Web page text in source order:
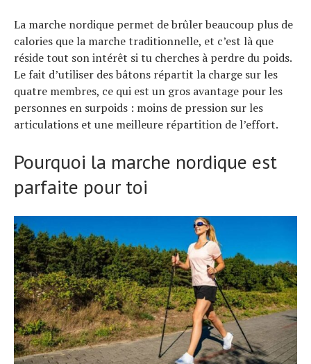
La marche nordique permet de brûler beaucoup plus de
calories que la marche traditionnelle, et c’est là que
réside tout son intérêt si tu cherches à perdre du poids.
Le fait d’utiliser des bâtons répartit la charge sur les
quatre membres, ce qui est un gros avantage pour les
personnes en surpoids : moins de pression sur les
articulations et une meilleure répartition de l’effort.
Pourquoi la marche nordique est
parfaite pour toi